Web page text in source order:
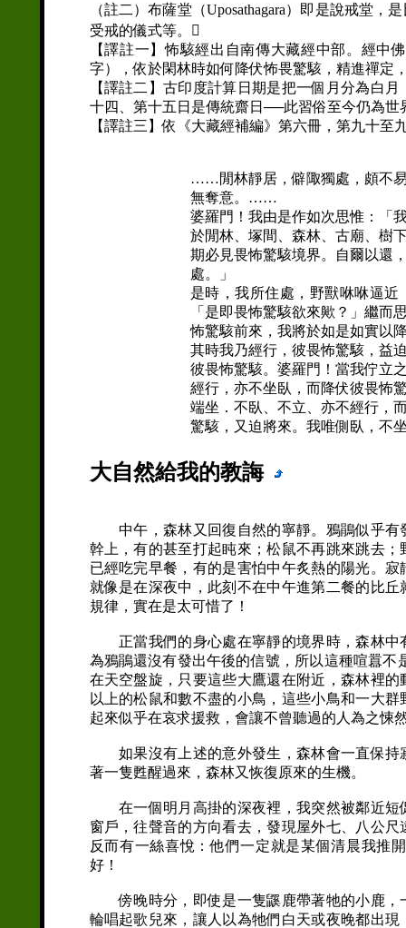
（註二）布薩堂（Uposathagara）即是說戒堂
受戒的儀式等。
【譯註一】怖駭經出自南傳大藏經中部。經中
字），依於閑林時如何降伏怖畏驚駭，精進禪定
【譯註二】古印度計算日期是把一個月分為白
十四、第十五日是傳統齋日──此習俗至今仍為世
【譯註三】依《大藏經補編》第六冊，第九十
……閒林靜居，僻陬獨處，頗不
無奪意。……
婆羅門！我由是作如次思惟：「
於閒林、塚間、森林、古廟、樹
期必見畏怖驚駭境界。自爾以還
處。」
是時，我所住處，野獸咻咻逼
「是即畏怖驚駭欲來歟？」繼而
怖驚駭前來，我將於如是如實以
其時我乃經行，彼畏怖驚駭，益
彼畏怖驚駭。婆羅門！當我佇立
經行，亦不坐臥，而降伏彼畏怖
端坐．不臥、不立、亦不經行，
驚駭，又迫將來。我唯側臥，不
大自然給我的教誨
中午，森林又回復自然的寧靜。鴉鵑似乎有
幹上，有的甚至打起盹來；松鼠不再跳來跳去
已經吃完早餐，有的是害怕中午炙熱的陽光。
就像是在深夜中，此刻不在中午進第二餐的比
規律，實在是太可惜了！
正當我們的身心處在寧靜的境界時，森林中
為鴉鵑還沒有發出午後的信號，所以這種喧囂
在天空盤旋，只要這些大鷹還在附近，森林裡
以上的松鼠和數不盡的小鳥，這些小鳥和一大
起來似乎在哀求援救，會讓不曾聽過的人為之悚
如果沒有上述的意外發生，森林會一直保持
著一隻甦醒過來，森林又恢復原來的生機。
在一個明月高掛的深夜裡，我突然被鄰近短
窗戶，往聲音的方向看去，發現屋外七、八公
反而有一絲喜悅：他們一定就是某個清晨我推
好！
傍晚時分，即使是一隻鼷鹿帶著牠的小鹿，
輪唱起歌兒來，讓人以為牠們白天或夜晚都出